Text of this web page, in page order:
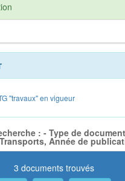
"travaux" en vigueur
: - Type de
Année de
3 documents trouvés